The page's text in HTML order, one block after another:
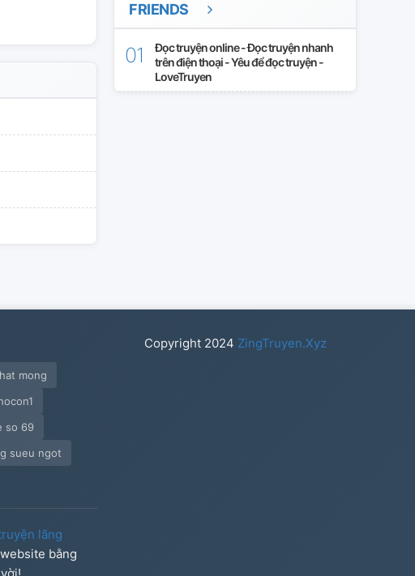
FRIENDS
Đọc truyện online - Đọc truyện nhanh
trên điện thoại - Yêu để đọc truyện -
LoveTruyen
mong
so 69
sueu ngot
lãng
bằng
Copyright 2024 ZingTruyen.Xyz